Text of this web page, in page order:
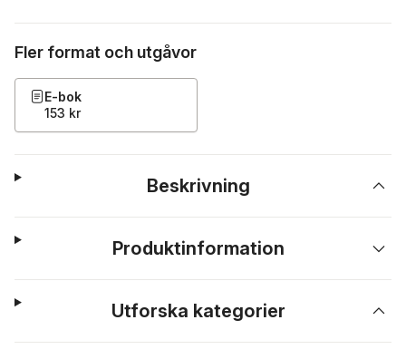
Fler format och utgåvor
E-bok
153 kr
Beskrivning
Produktinformation
Utforska kategorier